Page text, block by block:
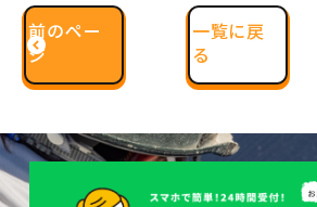
前のペー
ジ
一覧に戻
る